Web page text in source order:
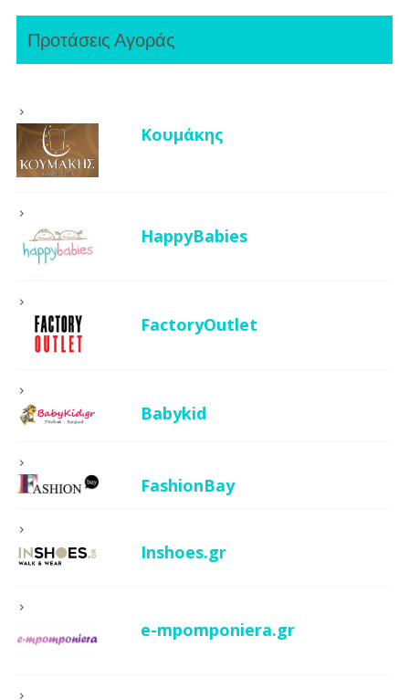
Προτάσεις Αγοράς
Κουμάκης
HappyBabies
FactoryOutlet
Babykid
FashionBay
Inshoes.gr
e-mpomponiera.gr